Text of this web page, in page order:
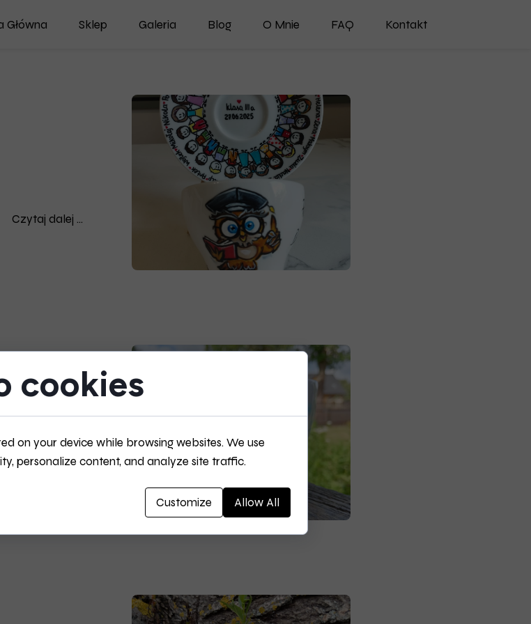
Główna Sklep Galeria Blog O Mnie FAQ Kontakt
Czytaj dalej ...
Czytaj dalej ...
cookies
on your device while browsing websites. We use
personalize content, and analyze site traffic.
Customize Allow All